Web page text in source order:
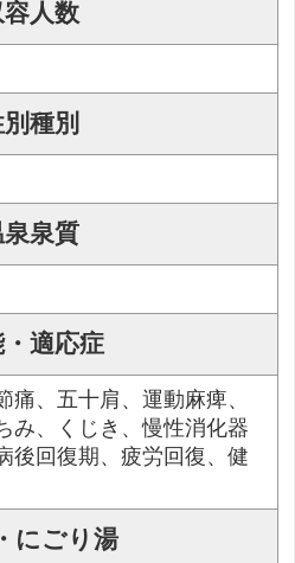
容人数
種別
泉質
適応症
、五十肩、運動麻痺、
み、くじき、慢性消化器
後回復期、疲労回復、健
にごり湯